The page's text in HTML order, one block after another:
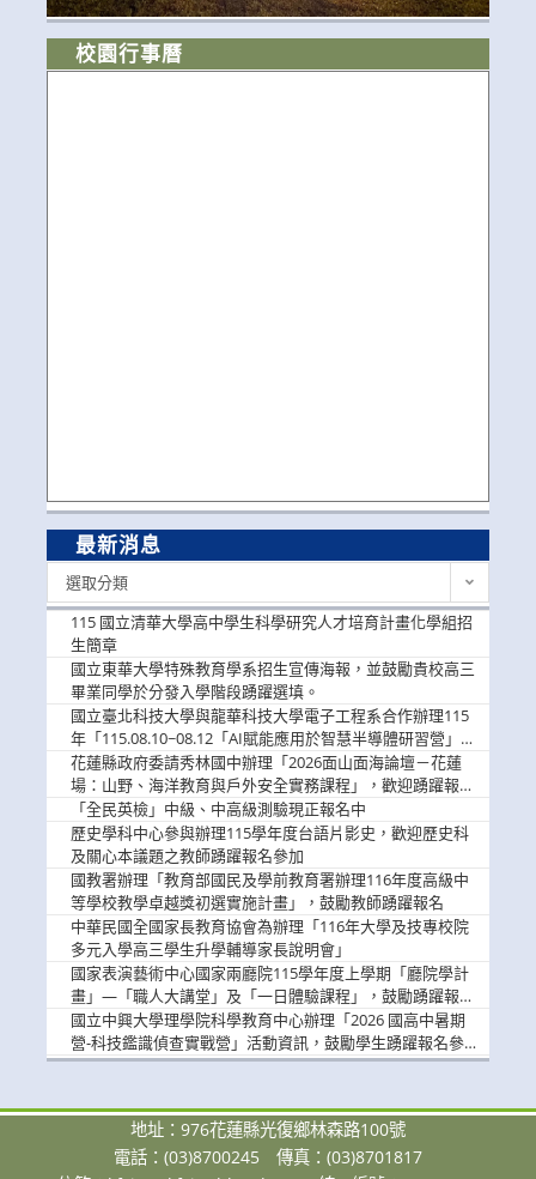
校園行事曆
最新消息
選取分類
115 國立清華大學高中學生科學研究人才培育計畫化學組招
生簡章
國立東華大學特殊教育學系招生宣傳海報，並鼓勵貴校高三
畢業同學於分發入學階段踴躍選填。
國立臺北科技大學與龍華科技大學電子工程系合作辦理115
年「115.08.10~08.12「AI賦能應用於智慧半導體研習營」，
歡迎學生踴躍報名參加
花蓮縣政府委請秀林國中辦理「2026面山面海論壇－花蓮
場：山野、海洋教育與戶外安全實務課程」，歡迎踴躍報名
參加
「全民英檢」中級、中高級測驗現正報名中
歷史學科中心參與辦理115學年度台語片影史，歡迎歷史科
及關心本議題之教師踴躍報名參加
國教署辦理「教育部國民及學前教育署辦理116年度高級中
等學校教學卓越獎初選實施計畫」，鼓勵教師踴躍報名
中華民國全國家長教育協會為辦理「116年大學及技專校院
多元入學高三學生升學輔導家長說明會」
國家表演藝術中心國家兩廳院115學年度上學期「廳院學計
畫」—「職人大講堂」及「一日體驗課程」，鼓勵踴躍報名
參與。
國立中興大學理學院科學教育中心辦理「2026 國高中暑期
營-科技鑑識偵查實戰營」活動資訊，鼓勵學生踴躍報名參
加。
地址：976花蓮縣光復鄉林森路100號
電話：(03)8700245
傳真：(03)8701817